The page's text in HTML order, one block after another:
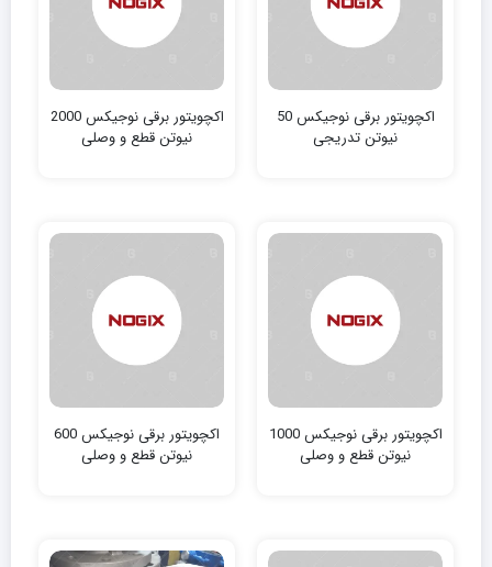
اکچویتور برقی نوجیکس 50
نیوتن‌ تدریجی
اکچویتور برقی نوجیکس 2000
نیوتن‌ قطع و وصلی
اکچویتور برقی نوجیکس 1000
نیوتن‌ قطع و وصلی
اکچویتور برقی نوجیکس 600
نیوتن‌ قطع و وصلی